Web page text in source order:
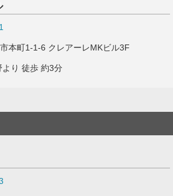
本町1-1-6 クレアーレMKビル3F
り 徒歩 約3分